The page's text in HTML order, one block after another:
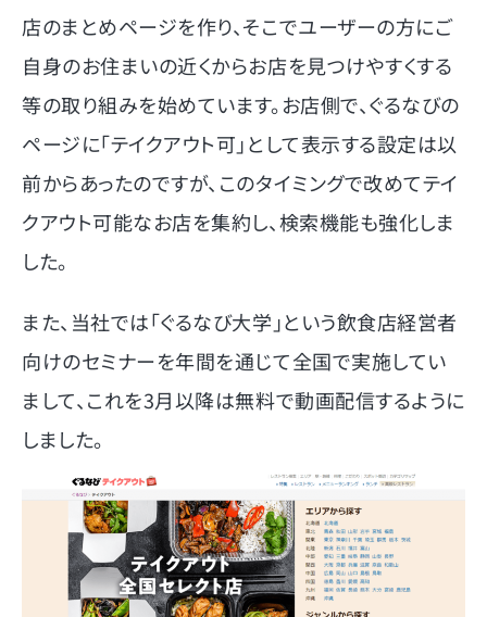
店のまとめページを作り、そこでユーザーの方にご
自身のお住まいの近くからお店を見つけやすくする
等の取り組みを始めています。お店側で、ぐるなびの
ページに「テイクアウト可」として表示する設定は以
前からあったのですが、このタイミングで改めてテイ
クアウト可能なお店を集約し、検索機能も強化しま
した。
また、当社では「ぐるなび大学」という飲食店経営者
向けのセミナーを年間を通じて全国で実施してい
まして、これを3月以降は無料で動画配信するように
しました。